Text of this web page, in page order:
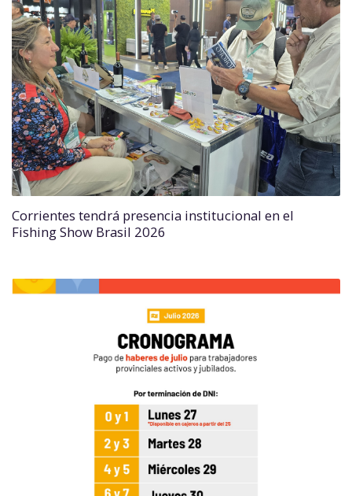
Corrientes tendrá presencia institucional en el
Fishing Show Brasil 2026